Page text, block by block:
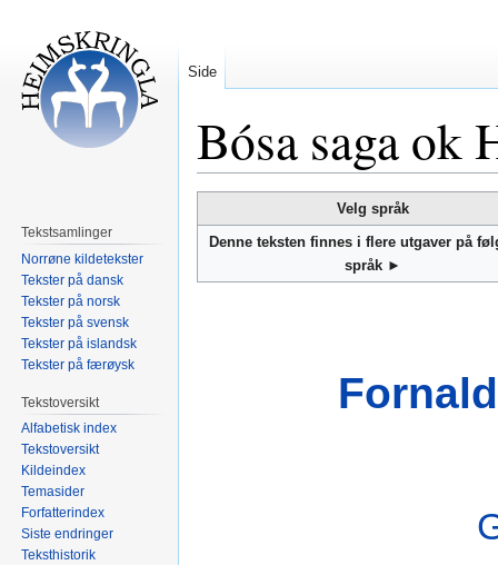
Bósa saga ok
til
navigering
til
søk
Velg språk
Denne teksten finnes i flere utgaver på
språk ►
Side
Tekstsamlinger
Norrøne kildetekster
Tekster på dansk
Tekster på norsk
Tekster på svensk
Tekster på islandsk
Tekster på færøysk
Tekstoversikt
Alfabetisk index
Tekstoversikt
Kildeindex
Temasider
Forfatterindex
Siste endringer
Teksthistorik